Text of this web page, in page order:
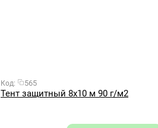
Код: 565
Тент защитный 8х10 м 90 г/м2